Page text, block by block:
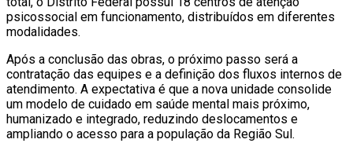
psicossocial em funcionamento, distribuídos em diferentes
modalidades.
Após a conclusão das obras, o próximo passo será a
contratação das equipes e a definição dos fluxos internos de
atendimento. A expectativa é que a nova unidade consolide
um modelo de cuidado em saúde mental mais próximo,
humanizado e integrado, reduzindo deslocamentos e
ampliando o acesso para a população da Região Sul.